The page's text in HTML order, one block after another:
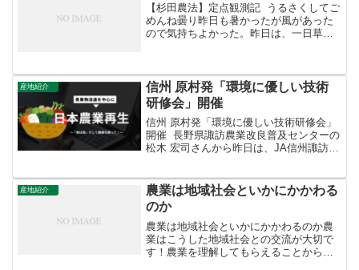
【杉田農法】定点観測記 うるさくしてご
めんね曇り昨日も暑かったが風があった
ので気持ちよかった。昨日は、一日草刈
うるさくしてごめんね...
産地紹介
信州 原村発「環境に優しい技術
研修会」開催
信州 原村発「環境に優しい技術研修会」
開催 長野県諏訪農業改良普及センターの
松木 宏司さんから昨日は、JA信州諏訪ブ
微生物農薬を用いてブロッコリーを生産
する技術の検討...
産地紹介
農業は地域社会といかにかかわる
のか
農業は地域社会といかにかかわるのか農
業はこうした地域社会との交流が大切で
す！農業を理解してもらえることからす